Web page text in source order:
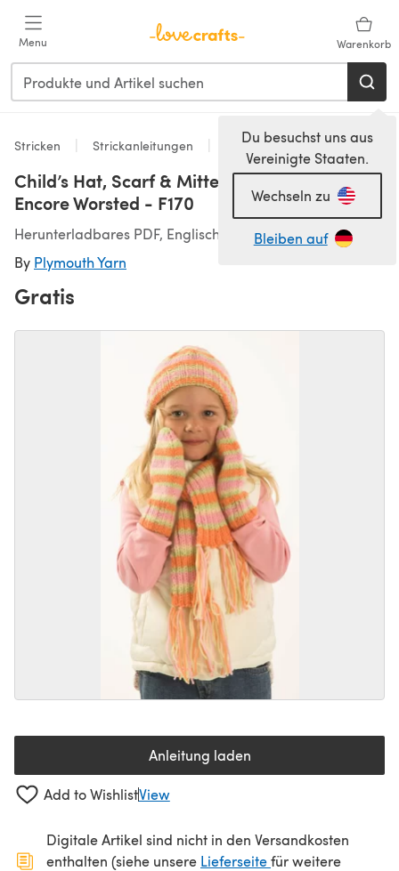
Menu Warenkorb
Du besuchst uns aus
Vereinigte Staaten.
Wechseln zu
Bleiben auf
Stricken Strickanleitungen Mittens
Child’s Hat, Scarf & Mittens in Plymouth
Encore Worsted - F170
Herunterladbares PDF, Englisch
By Plymouth Yarn
Gratis
Anleitung laden(öffnet sich in einem neuen
Add to WishlistView
Digitale Artikel sind nicht in den Versandkosten
enthalten (siehe unsere Lieferseite(öffnet sich in
für weitere